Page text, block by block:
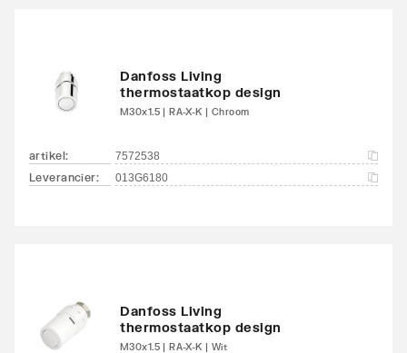
Danfoss Living
thermostaatkop design
M30x1.5 | RA-X-K | Chroom
artikel: 7572538
Leverancier: 013G6180
Danfoss Living
thermostaatkop design
M30x1.5 | RA-X-K | Wit